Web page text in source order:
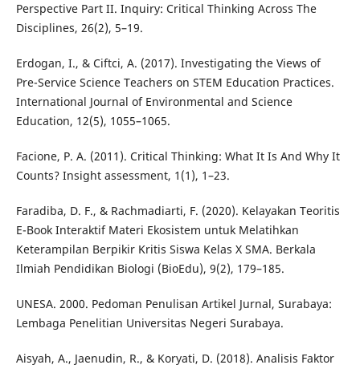
Perspective Part II. Inquiry: Critical Thinking Across The
Disciplines, 26(2), 5–19.
Erdogan, I., & Ciftci, A. (2017). Investigating the Views of
Pre-Service Science Teachers on STEM Education Practices.
International Journal of Environmental and Science
Education, 12(5), 1055–1065.
Facione, P. A. (2011). Critical Thinking: What It Is And Why It
Counts? Insight assessment, 1(1), 1–23.
Faradiba, D. F., & Rachmadiarti, F. (2020). Kelayakan Teoritis
E-Book Interaktif Materi Ekosistem untuk Melatihkan
Keterampilan Berpikir Kritis Siswa Kelas X SMA. Berkala
Ilmiah Pendidikan Biologi (BioEdu), 9(2), 179–185.
UNESA. 2000. Pedoman Penulisan Artikel Jurnal, Surabaya:
Lembaga Penelitian Universitas Negeri Surabaya.
Aisyah, A., Jaenudin, R., & Koryati, D. (2018). Analisis Faktor